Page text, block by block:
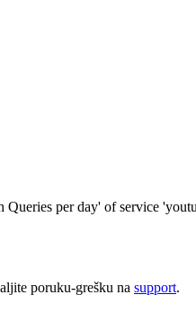
per day' of service
poruku-grešku na support.